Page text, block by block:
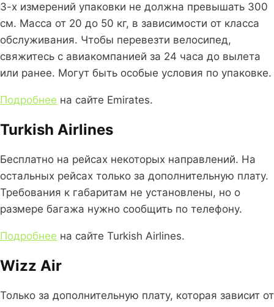
3-х измерений упаковки не должна превышать 300
см. Масса от 20 до 50 кг, в зависимости от класса
обслуживания. Чтобы перевезти велосипед,
свяжитесь с авиакомпанией за 24 часа до вылета
или ранее. Могут быть особые условия по упаковке.
Подробнее на сайте Emirates.
Turkish Airlines
Бесплатно на рейсах некоторых направлений. На
остальных рейсах только за дополнительную плату.
Требования к габаритам не установлены, но о
размере багажа нужно сообщить по телефону.
Подробнее на сайте Turkish Airlines.
Wizz Air
Только за дополнительную плату, которая зависит от